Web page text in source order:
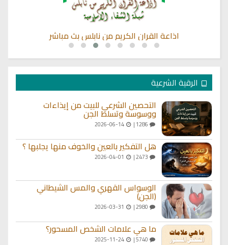
اذاعة القران الكريم من نابلس بث مباشر
الرقية الشرعية
التحصين الشرعي للبيت من إيذاءات
ووسوسة وتسلط الجن
2026-06-14
هل التفكير بالعين والخوف منها يجلبها ؟
الوسواس القهري والمس الشيطاني
(الجن)
ما هي علامات الشخص المسحور؟
2025-11-24